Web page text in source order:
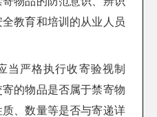
教育和培训的从业人员
严格执行收寄验视制
的物品是否属于禁寄物
、数量等是否与寄递详